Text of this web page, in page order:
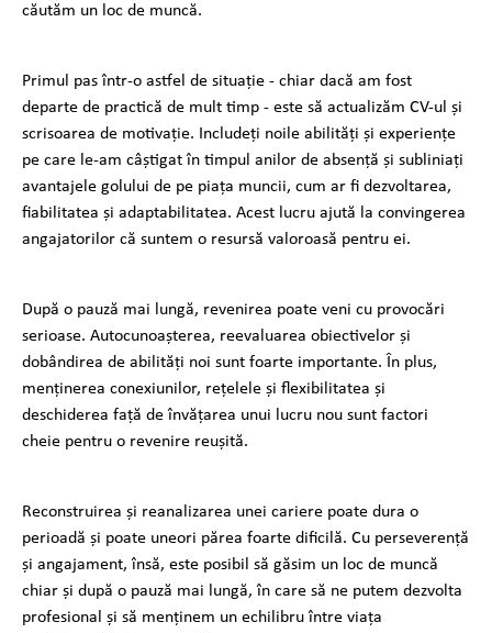
căutăm un loc de muncă.
Primul pas într-o astfel de situație - chiar dacă am fost
departe de practică de mult timp - este să actualizăm CV-ul și
scrisoarea de motivație. Includeți noile abilități și experiențe
pe care le-am câștigat în timpul anilor de absență și subliniați
avantajele golului de pe piața muncii, cum ar fi dezvoltarea,
fiabilitatea și adaptabilitatea. Acest lucru ajută la convingerea
angajatorilor că suntem o resursă valoroasă pentru ei.
După o pauză mai lungă, revenirea poate veni cu provocări
serioase. Autocunoașterea, reevaluarea obiectivelor și
dobândirea de abilități noi sunt foarte importante. În plus,
menținerea conexiunilor, rețelele și flexibilitatea și
deschiderea față de învățarea unui lucru nou sunt factori
cheie pentru o revenire reușită.
Reconstruirea și reanalizarea unei cariere poate dura o
perioadă și poate uneori părea foarte dificilă. Cu perseverență
și angajament, însă, este posibil să găsim un loc de muncă
chiar și după o pauză mai lungă, în care să ne putem dezvolta
profesional și să menținem un echilibru între viața